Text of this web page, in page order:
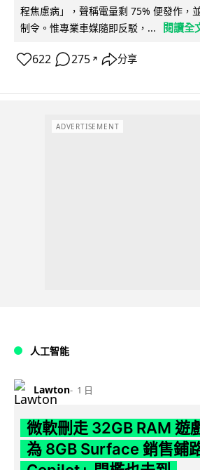
程焦慮病」，聲稱電量剩 75% 便發作，
制令。惟專業車媒隨即反駁，...
閱讀全
622 275 ↗ 分享
ADVERTISEMENT
人工智能
Lawton 1 日
微軟刪走 32GB RAM 遊
為 8GB Surface 銷售鋪